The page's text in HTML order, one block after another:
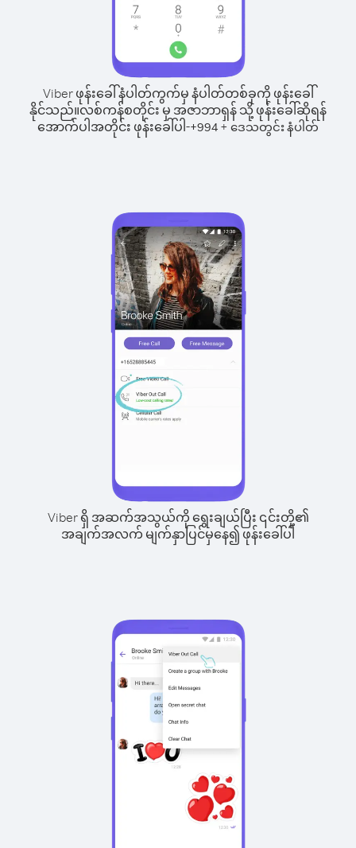
Viber ဖုန်းခေါ်နံပါတ်ကွက်မှ နံပါတ်တစ်ခုကို ဖုန်းခေါ်
နိုင်သည်။လစ်ကန်စတိုင်း မှ အဇာဘာရှန် သို့ ဖုန်းခေါ်ဆိုရန်
အောက်ပါအတိုင်း ဖုန်းခေါ်ပါ-+994 + ဒေသတွင်း နံပါတ်
Viber ရှိ အဆက်အသွယ်ကို ရွေးချယ်ပြီး ၎င်းတို့၏
အချက်အလက် မျက်နှာပြင်မှနေ၍ ဖုန်းခေါ်ပါ